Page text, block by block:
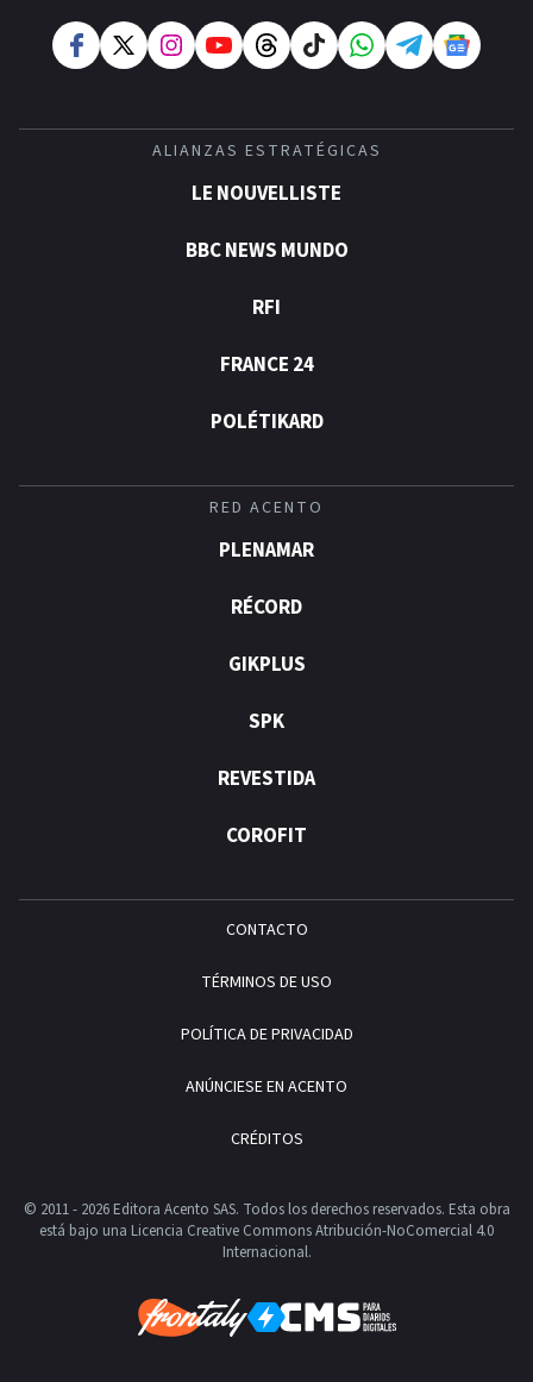
ALIANZAS ESTRATÉGICAS
LE NOUVELLISTE
BBC NEWS MUNDO
RFI
FRANCE 24
POLÉTIKARD
RED ACENTO
PLENAMAR
RÉCORD
GIKPLUS
SPK
REVESTIDA
COROFIT
CONTACTO
TÉRMINOS DE USO
POLÍTICA DE PRIVACIDAD
ANÚNCIESE EN ACENTO
CRÉDITOS
© 2011 - 2026 Editora Acento SAS. Todos los derechos reservados. Esta obra
está bajo una Licencia Creative Commons Atribución-NoComercial 4.0
Internacional.